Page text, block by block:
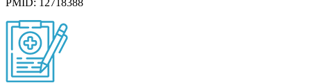
PMID: 12718388